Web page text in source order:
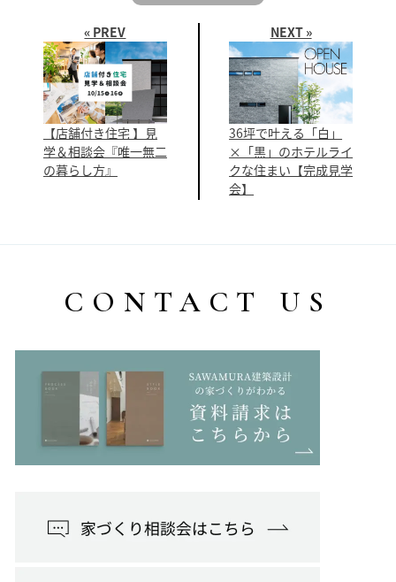
« PREV
【店舗付き住宅 】見
学＆相談会『唯一無二
の暮らし方』
NEXT »
36坪で叶える「白」
×「黒」のホテルライ
クな住まい【完成見学
会】
CONTACT US